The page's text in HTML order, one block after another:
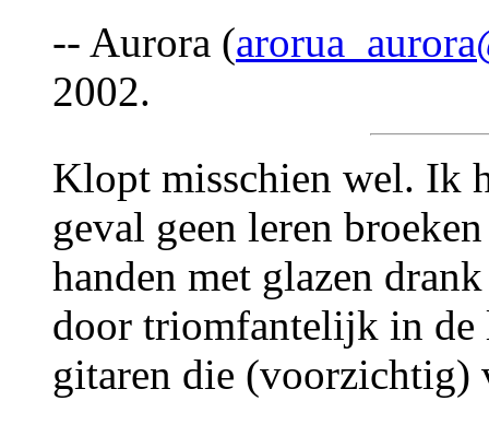
-- Aurora (
2002.
Klopt misschien wel. Ik
geval geen leren
handen met glazen
door triomfantelijk in de
gitaren die (voorzichtig)